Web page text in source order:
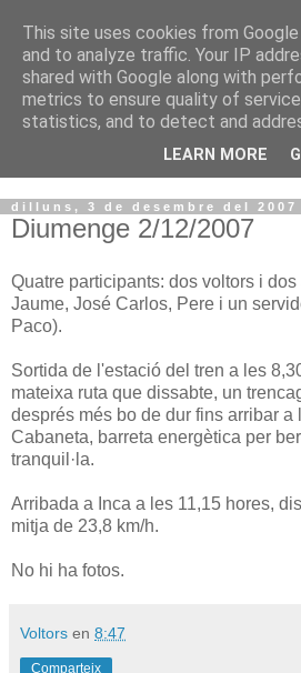
VOLTORS -
¡¡¡TENIM
dilluns, 3 de desembre del 2007
Diumenge 2/12/2007
Quatre participants: dos voltors i
Jaume, José Carlos, Pere i un
Paco).
Sortida de l'estació del tren a les
mateixa ruta que dissabte, un
després més bo de dur fins arribar a
Cabaneta, barreta energètica per
tranquil·la.
Arribada a Inca a les 11,15 hores,
mitja de 23,8 km/h.
No hi ha fotos.
Voltors en 8:47
Comparteix
This site uses cookies from
and to analyze traffic. Your IP
shared with Google along with
metrics to ensure quality of
statistics, and to detect and
LEARN MORE